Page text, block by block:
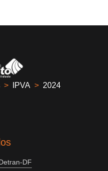
> IPVA > 2024
DF